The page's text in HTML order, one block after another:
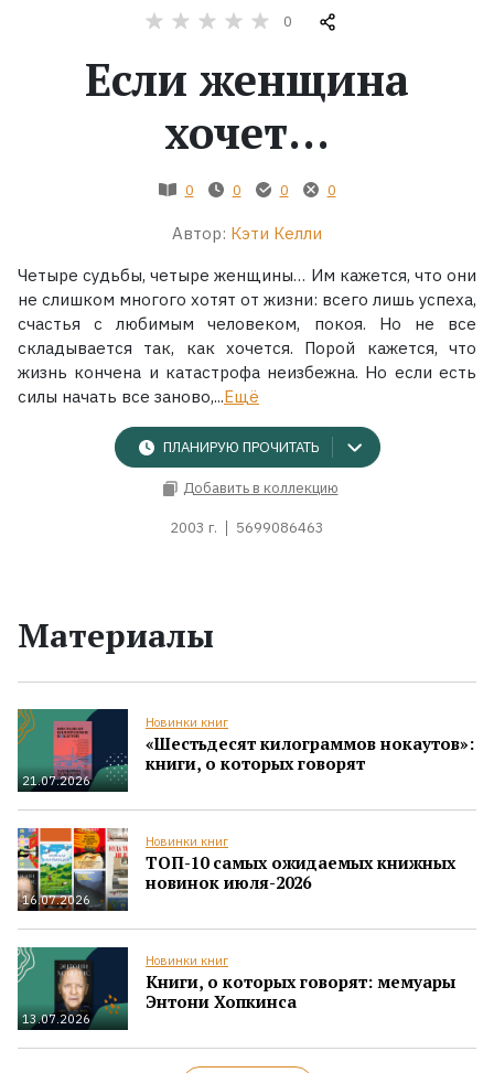
Серии
0
Если женщина
хочет...
0 0 0 0
Автор: Кэти Келли
Четыре судьбы, четыре женщины… Им кажется, что они
не слишком многого хотят от жизни: всего лишь успеха,
счастья с любимым человеком, покоя. Но не все
складывается так, как хочется. Порой кажется, что
жизнь кончена и катастрофа неизбежна. Но если есть
силы начать все заново,...Ещё
ПЛАНИРУЮ ПРОЧИТАТЬ
Добавить в коллекцию
2003 г. 5699086463
Материалы
21.07.2026
Новинки книг
«Шестьдесят килограммов нокаутов»:
книги, о которых говорят
16.07.2026
Новинки книг
ТОП-10 самых ожидаемых книжных
новинок июля-2026
13.07.2026
Новинки книг
Книги, о которых говорят: мемуары
Энтони Хопкинса